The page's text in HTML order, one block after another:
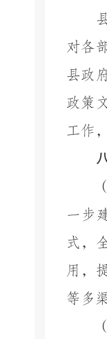
对各
县政
政策
工作
一步
式，
用，
等多